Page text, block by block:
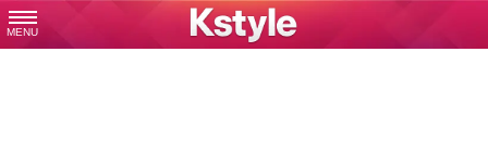
MENU